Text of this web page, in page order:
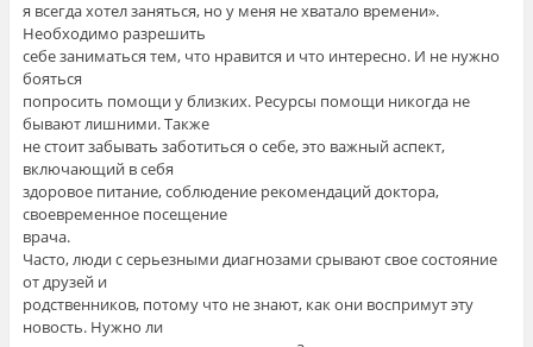
я всегда хотел заняться, но у меня не хватало времени».
Необходимо разрешить
себе заниматься тем, что нравится и что интересно. И не нужно
бояться
попросить помощи у близких. Ресурсы помощи никогда не
бывают лишними. Также
не стоит забывать заботиться о себе, это важный аспект,
включающий в себя
здоровое питание, соблюдение рекомендаций доктора,
своевременное посещение
врача.
Часто, люди с серьезными диагнозами срывают свое состояние
от друзей и
родственников, потому что не знают, как они воспримут эту
новость. Нужно ли